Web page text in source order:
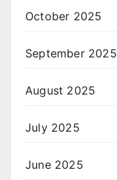
October 2025
September 2025
August 2025
July 2025
June 2025